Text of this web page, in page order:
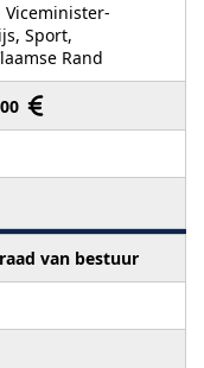
Viceminister-
Sport,
Rand
van bestuur